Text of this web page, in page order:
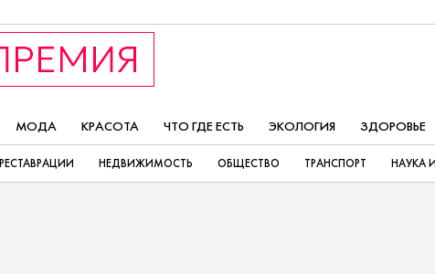
МОДА КРАСОТА ЧТО ГДЕ ЕСТЬ ЭКОЛОГИЯ ЗДОРОВЬЕ
РЕСТАВРАЦИИ НЕДВИЖИМОСТЬ ОБЩЕСТВО ТРАНСПОРТ НАУКА